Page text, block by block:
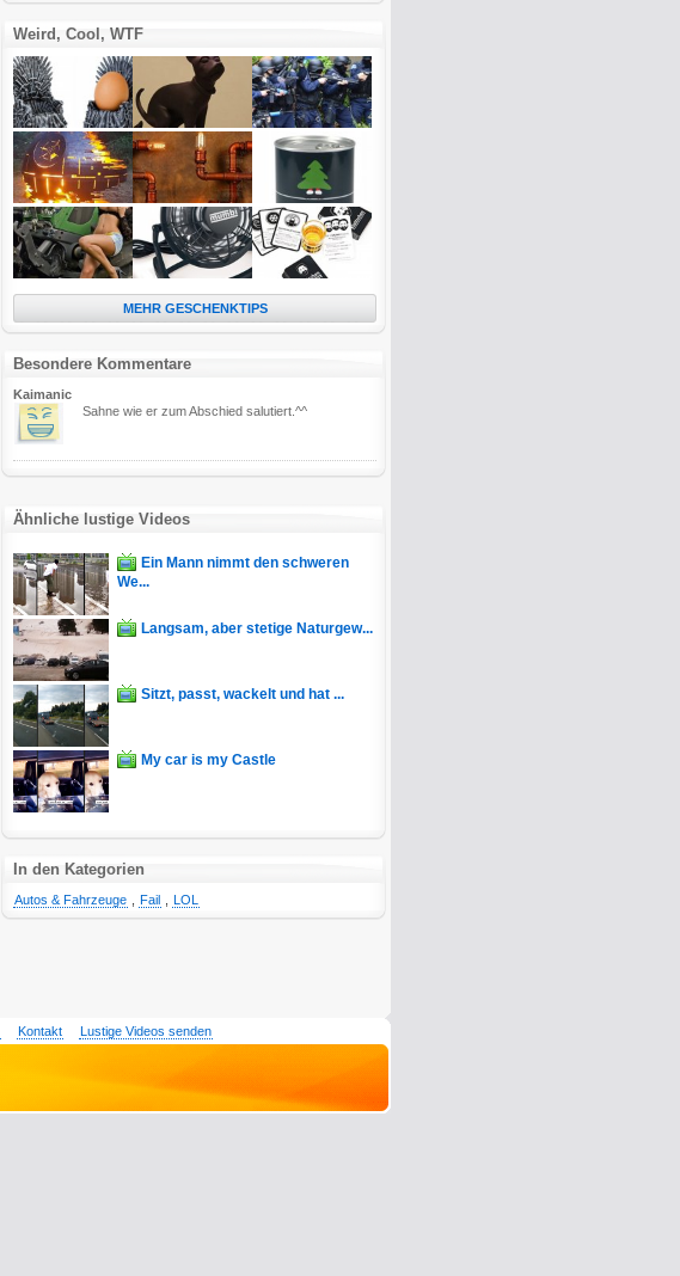
Weird, Cool, WTF
MEHR GESCHENKTIPS
Besondere Kommentare
Kaimanic
Sahne wie er zum Abschied salutiert.^^
Ähnliche lustige Videos
Ein Mann nimmt den schweren
We...
Langsam, aber stetige Naturgew...
Sitzt, passt, wackelt und hat ...
My car is my Castle
In den Kategorien
Autos & Fahrzeuge Fail LOL
Kontakt Lustige Videos senden